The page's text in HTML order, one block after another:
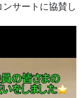
サートに協賛し